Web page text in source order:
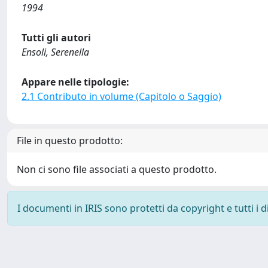
1994
Tutti gli autori
Ensoli, Serenella
Appare nelle tipologie:
2.1 Contributo in volume (Capitolo o Saggio)
File in questo prodotto:
Non ci sono file associati a questo prodotto.
I documenti in IRIS sono protetti da copyright e tutti i